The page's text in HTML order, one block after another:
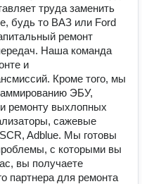
труда заменить
будь то ВАЗ или Ford
ремонт
Наша команда
и
Кроме того, мы
ЭБУ,
ремонту выхлопных
сажевые
Adblue. Мы готовы
с которыми вы
вы получаете
партнера для ремонта